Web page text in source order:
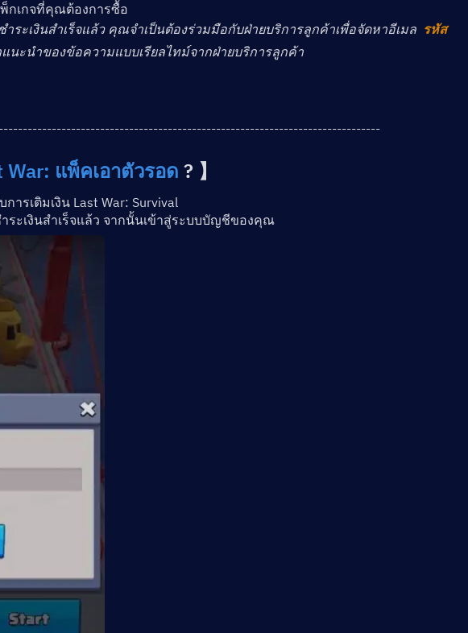
กเกจที่คุณต้องการซื้อ
ระเงินสำเร็จแล้ว คุณจำเป็นต้องร่วมมือกับฝ่ายบริการลูกค้าเพื่อจัดหาอีเมล รหัส
ะนำของข้อความแบบเรียลไทม์จากฝ่ายบริการลูกค้า
War: แพ็คเอาตัวรอด ? 】
ารเติมเงิน Last War: Survival
ระเงินสำเร็จแล้ว จากนั้นเข้าสู่ระบบบัญชีของคุณ